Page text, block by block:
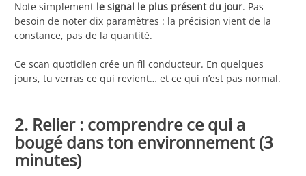
Note simplement le signal le plus présent du jour. Pas
besoin de noter dix paramètres : la précision vient de la
constance, pas de la quantité.
Ce scan quotidien crée un fil conducteur. En quelques
jours, tu verras ce qui revient… et ce qui n’est pas normal.
2. Relier : comprendre ce qui a
bougé dans ton environnement (3
minutes)